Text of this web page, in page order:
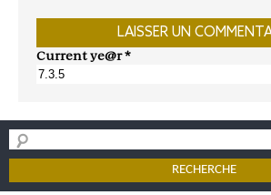
Current ye@r*